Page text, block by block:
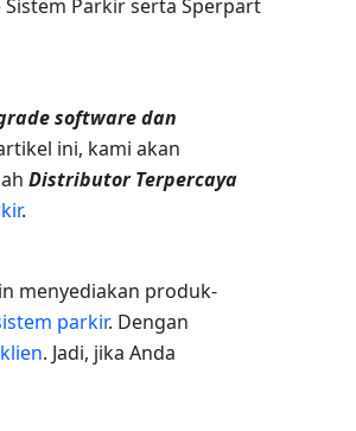
software dan
ini, kami akan
Distributor Terpercaya
.
menyediakan produk-
parkir. Dengan
. Jadi, jika Anda